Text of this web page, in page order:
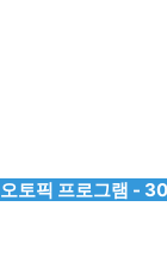
토픽 프로그램 -